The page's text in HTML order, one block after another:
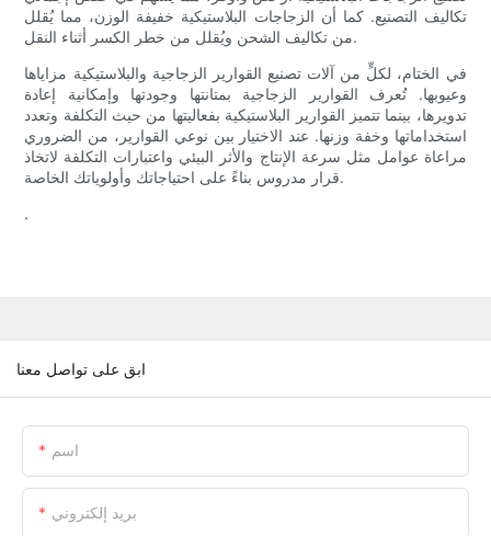
تكاليف التصنيع. كما أن الزجاجات البلاستيكية خفيفة الوزن، مما يُقلل
من تكاليف الشحن ويُقلل من خطر الكسر أثناء النقل.
في الختام، لكلٍّ من آلات تصنيع القوارير الزجاجية والبلاستيكية مزاياها
وعيوبها. تُعرف القوارير الزجاجية بمتانتها وجودتها وإمكانية إعادة
تدويرها، بينما تتميز القوارير البلاستيكية بفعاليتها من حيث التكلفة وتعدد
استخداماتها وخفة وزنها. عند الاختيار بين نوعي القوارير، من الضروري
مراعاة عوامل مثل سرعة الإنتاج والأثر البيئي واعتبارات التكلفة لاتخاذ
قرار مدروس بناءً على احتياجاتك وأولوياتك الخاصة.
.
ابق على تواصل معنا
اسم
بريد إلكتروني